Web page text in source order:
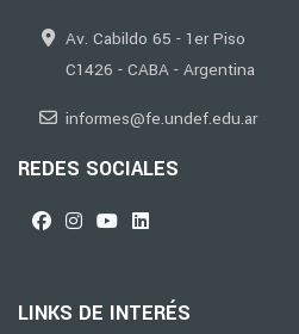
Av. Cabildo 65 - 1er Piso
C1426 - CABA - Argentina
informes@fe.undef.edu.ar
REDES SOCIALES
LINKS DE INTERÉS